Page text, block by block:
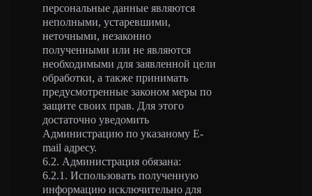
персональные данные являются
неполными, устаревшими,
неточными, незаконно
полученными или не являются
необходимыми для заявленной цели
обработки, а также принимать
предусмотренные законом меры по
защите своих прав. Для этого
достаточно уведомить
Администрацию по указаному E-
mail адресу.
6.2. Администрация обязана:
6.2.1. Использовать полученную
информацию исключительно для